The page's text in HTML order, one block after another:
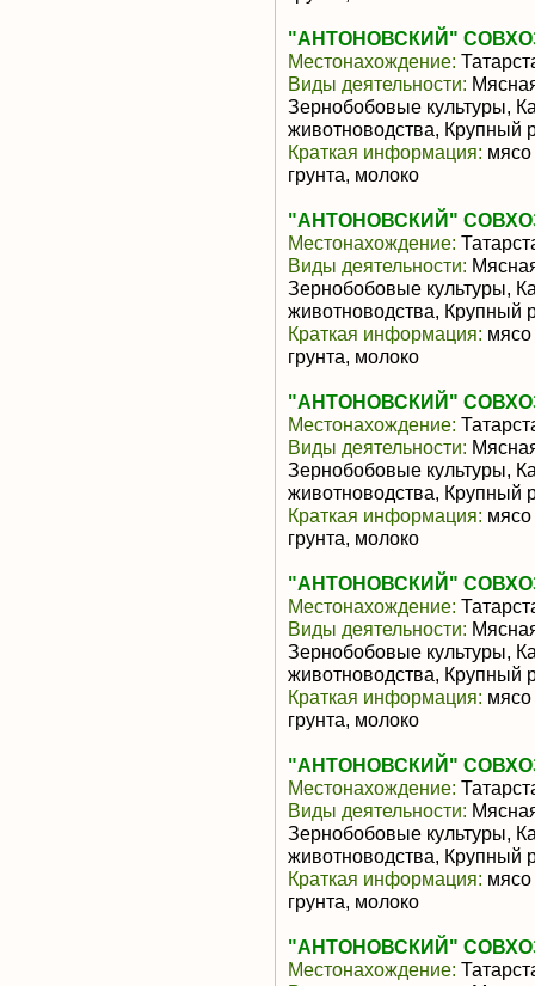
"АНТОНОВСКИЙ"
Местонахождение:
Виды деятельности:
Зернобобовые культуры,
животноводства, Крупный
Краткая информация: мясо
грунта, молоко
"АНТОНОВСКИЙ"
Местонахождение:
Виды деятельности:
Зернобобовые культуры,
животноводства, Крупный
Краткая информация: мясо
грунта, молоко
"АНТОНОВСКИЙ"
Местонахождение:
Виды деятельности:
Зернобобовые культуры,
животноводства, Крупный
Краткая информация: мясо
грунта, молоко
"АНТОНОВСКИЙ"
Местонахождение:
Виды деятельности:
Зернобобовые культуры,
животноводства, Крупный
Краткая информация: мясо
грунта, молоко
"АНТОНОВСКИЙ"
Местонахождение:
Виды деятельности:
Зернобобовые культуры,
животноводства, Крупный
Краткая информация: мясо
грунта, молоко
"АНТОНОВСКИЙ"
Местонахождение: